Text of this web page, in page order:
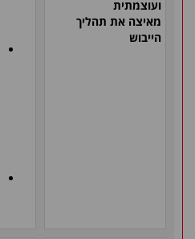
ועוצמתית
מאיצה את תהליך
הייבוש